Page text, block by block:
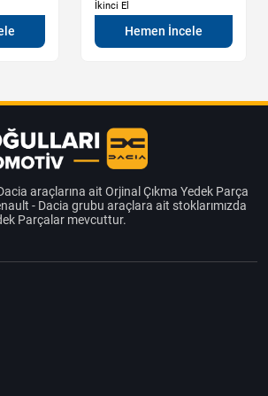
İkinci El
Hemen İncele
araçlarına ait Orjinal Çıkma Yedek Parça
- Dacia grubu araçlara ait stoklarımızda
Parçalar mevcuttur.